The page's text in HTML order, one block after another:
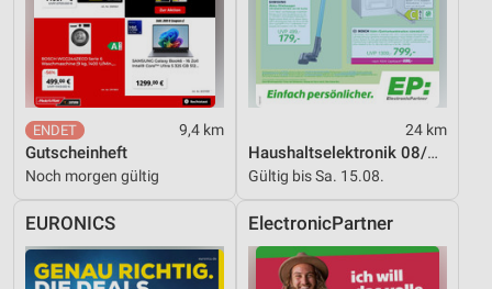
9,4 km
Gutscheinheft
Noch morgen gültig
24 km
Haushaltselektronik 08/2026
Gültig bis Sa. 15.08.
EURONICS ElectronicPartner